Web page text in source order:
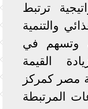
ترتبط
والتنمية
وتسهم في
القيمة
مصر كمركز
المرتبطة